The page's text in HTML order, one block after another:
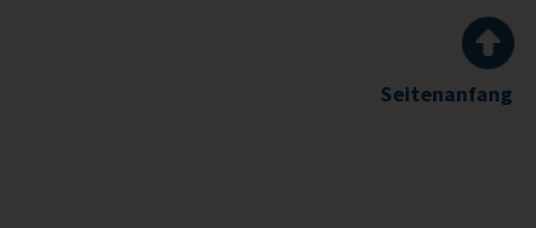
Seitenanfang